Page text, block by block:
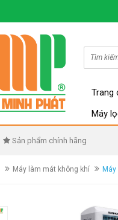
Trang
Máy
Sản phẩm chính hãng
Máy làm mát không khí